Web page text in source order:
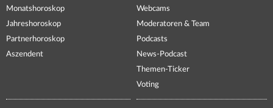
Monatshoroskop
Jahreshoroskop
Partnerhoroskop
Aszendent
Webcams
Moderatoren & Team
Podcasts
News-Podcast
Themen-Ticker
Voting